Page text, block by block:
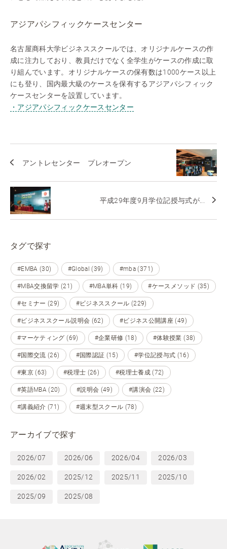
アジアパシフィックケースセンター
名古屋商科大学ビジネススクールでは、オリジナルケースの作
成に注力しており、教員だけでなく全学生がケースの作成に取
り組んでいます。オリジナルケースの保有数は1000ケース以上
にも登り、国内最大級のケースを保有するアジアパシフィック
ケースセンターを設置しています。
・アジアパシフィックケースセンター
アントレセンター プレオープン
平成29年度9月学位記授与式が...
タグで探す
#EMBA (30) #Global (39) #mba (371)
#MBA交換留学 (21) #MBA単科 (19) #ケースメソッド (35)
#セミナー (29) #ビジネススクール (229)
#ビジネススクール説明会 (62) #ビジネス公開講座 (49)
#マーケティング (69) #企業研修 (18) #体験授業 (38)
#国際交流 (26) #国際認証 (15) #学位記授与式 (16)
#東京 (63) #税理士 (26) #税理士養成 (72)
#英語MBA (20) #説明会 (49) #講演会 (22)
#講義紹介 (71) #週末型スクール (78)
アーカイブで探す
2026/07 2026/06 2026/04 2026/03
2026/02 2025/12 2025/11 2025/10
2025/09 2025/08